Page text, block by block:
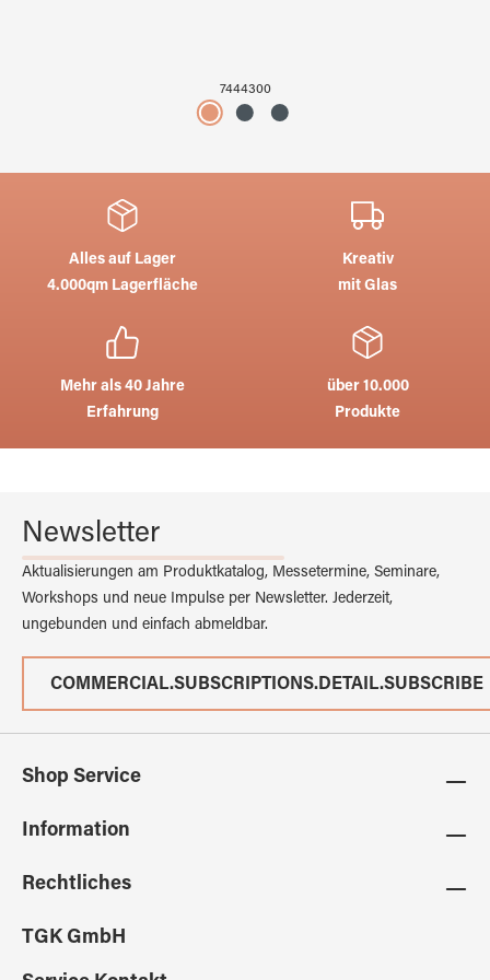
7444300
Alles auf Lager
4.000qm Lagerfläche
Kreativ
mit Glas
Mehr als 40 Jahre
Erfahrung
über 10.000
Produkte
Newsletter
Aktualisierungen am Produktkatalog, Messetermine, Seminare,
Workshops und neue Impulse per Newsletter. Jederzeit,
ungebunden und einfach abmeldbar.
COMMERCIAL.SUBSCRIPTIONS.DETAIL.SUBSCRIBE
Shop Service
Information
Rechtliches
TGK GmbH